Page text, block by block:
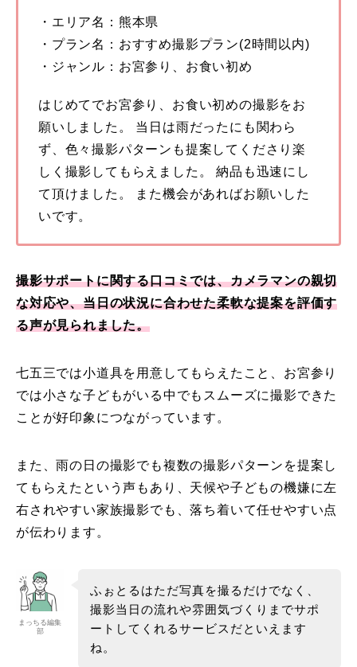
・エリア名：熊本県
・プラン名：おすすめ撮影プラン(2時間以内)
・ジャンル：お宮参り、お食い初め
はじめてでお宮参り、お食い初めの撮影をお
願いしました。 当日は雨だったにも関わら
ず、色々撮影パターンも提案してくださり楽
しく撮影してもらえました。 納品も迅速にし
て頂けました。 また機会があればお願いした
いです。
撮影サポートに関する口コミでは、カメラマンの親切
な対応や、当日の状況に合わせた柔軟な提案を評価す
る声が見られました。
七五三では小道具を用意してもらえたこと、お宮参り
では小さな子どもがいる中でもスムーズに撮影できた
ことが好印象につながっています。
また、雨の日の撮影でも複数の撮影パターンを提案し
てもらえたという声もあり、天候や子どもの機嫌に左
右されやすい家族撮影でも、落ち着いて任せやすい点
が伝わります。
まっちる編集
部
ふぉとるはただ写真を撮るだけでなく、
撮影当日の流れや雰囲気づくりまでサポ
ートしてくれるサービスだといえます
ね。